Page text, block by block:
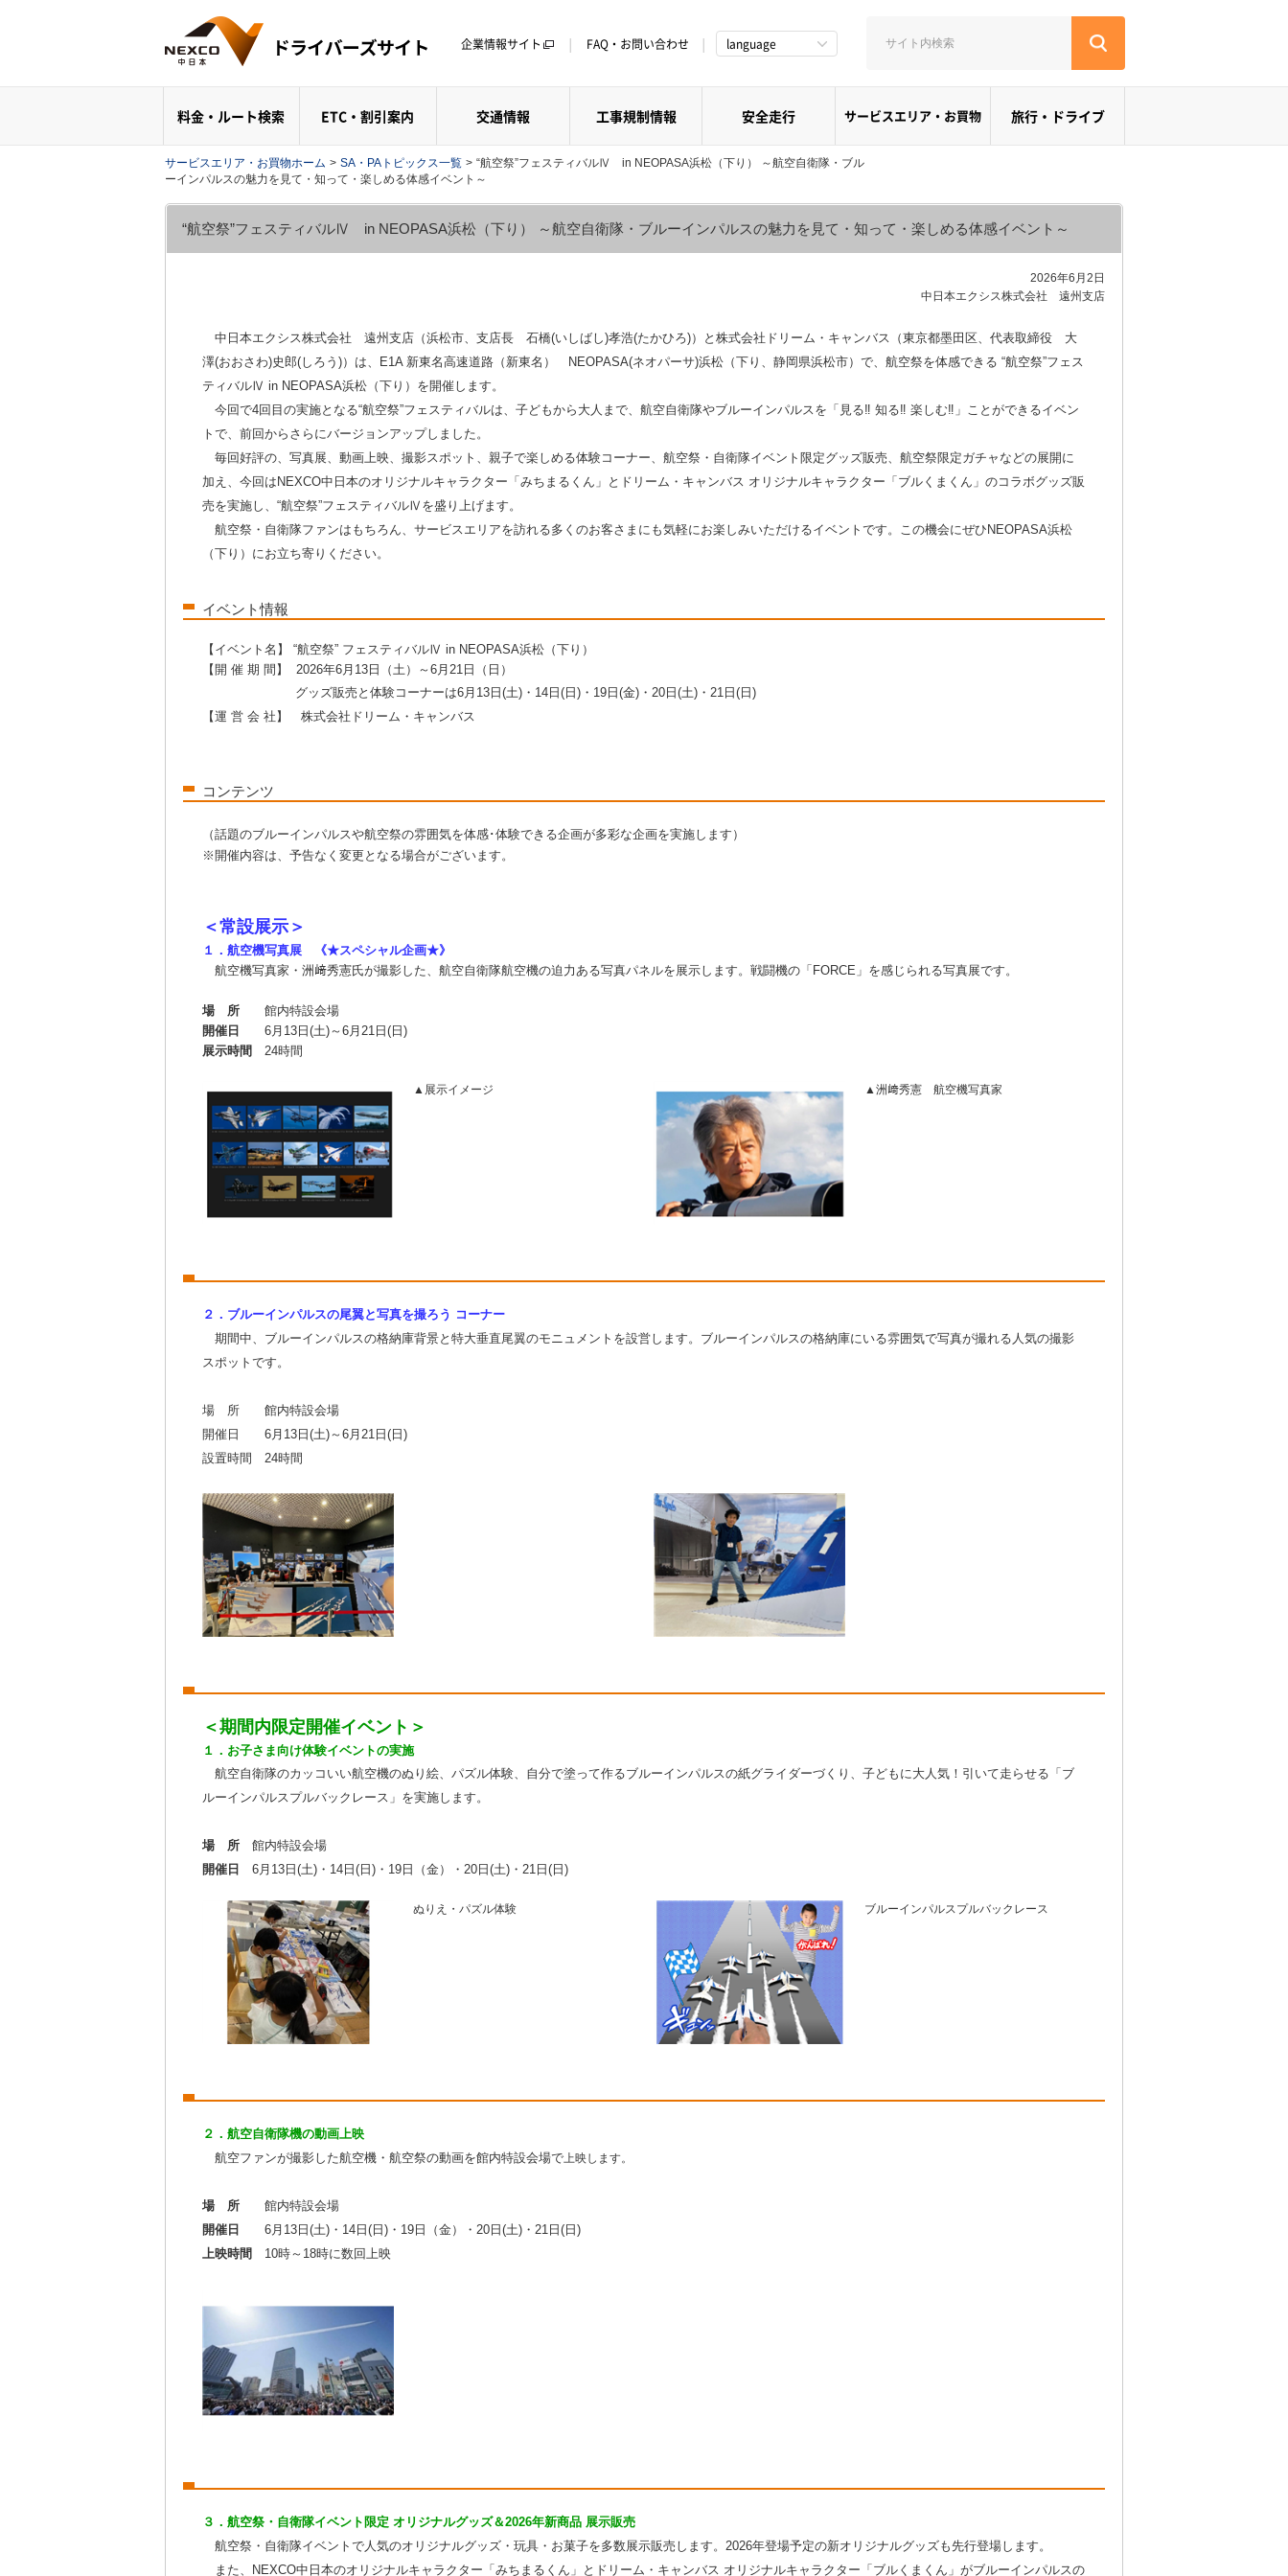
企業情報サイト FAQ・お問い合わせ language
料金・ルート検索 ETC・割引案内 交通情報 工事規制情報 安全走行 サービスエリア・お買物 旅行・ドライブ
サービスエリア・お買物ホーム > SA・PAトピックス一覧 > “航空祭”フェスティバルⅣ in NEOPASA浜松（下り） ～航空自衛隊・ブル
ーインパルスの魅力を見て・知って・楽しめる体感イベント～
“航空祭”フェスティバルⅣ in NEOPASA浜松（下り） ～航空自衛隊・ブルーインパルスの魅力を見て・知って・楽しめる体感イベント～
2026年6月2日
中日本エクシス株式会社 遠州支店
中日本エクシス株式会社 遠州支店（浜松市、支店長 石橋(いしばし)孝浩(たかひろ)）と株式会社ドリーム・キャンバス（東京都墨田区、代表取締役 大
澤(おおさわ)史郎(しろう)）は、E1A 新東名高速道路（新東名） NEOPASA(ネオパーサ)浜松（下り、静岡県浜松市）で、航空祭を体感できる “航空祭”フェス
ティバルⅣ in NEOPASA浜松（下り）を開催します。
今回で4回目の実施となる“航空祭”フェスティバルは、子どもから大人まで、航空自衛隊やブルーインパルスを「見る‼ 知る‼ 楽しむ‼」ことができるイベン
トで、前回からさらにバージョンアップしました。
毎回好評の、写真展、動画上映、撮影スポット、親子で楽しめる体験コーナー、航空祭・自衛隊イベント限定グッズ販売、航空祭限定ガチャなどの展開に
加え、今回はNEXCO中日本のオリジナルキャラクター「みちまるくん」とドリーム・キャンバス オリジナルキャラクター「ブルくまくん」のコラボグッズ販
売を実施し、“航空祭”フェスティバルⅣを盛り上げます。
航空祭・自衛隊ファンはもちろん、サービスエリアを訪れる多くのお客さまにも気軽にお楽しみいただけるイベントです。この機会にぜひNEOPASA浜松
（下り）にお立ち寄りください。
イベント情報
【イベント名】 “航空祭” フェスティバルⅣ in NEOPASA浜松（下り）
【開 催 期 間】 2026年6月13日（土）～6月21日（日）
グッズ販売と体験コーナーは6月13日(土)・14日(日)・19日(金)・20日(土)・21日(日)
【運 営 会 社】 株式会社ドリーム・キャンバス
コンテンツ
（話題のブルーインパルスや航空祭の雰囲気を体感･体験できる企画が多彩な企画を実施します）
※開催内容は、予告なく変更となる場合がございます。
＜常設展示＞
１．航空機写真展 《★スペシャル企画★》
航空機写真家・洲﨑秀憲氏が撮影した、航空自衛隊航空機の迫力ある写真パネルを展示します。 戦闘機の「FORCE」を感じられる写真展です。
場 所 館内特設会場
開催日
6月13日(土)～6月21日(日)
展示時間 24時間
▲展示イメージ ▲洲﨑秀憲 航空機写真家
２．ブルーインパルスの尾翼と写真を撮ろう コーナー
期間中、ブルーインパルスの格納庫背景と特大垂直尾翼のモニュメントを設営します。ブルーインパルスの格納庫にいる雰囲気で写真が撮れる人気の撮影
スポットです。
場 所 館内特設会場
開催日 6月13日(土)～6月21日(日)
設置時間 24時間
＜期間内限定開催イベント＞
１．お子さま向け体験イベントの実施
航空自衛隊のカッコいい航空機のぬり絵、パズル体験、自分で塗って作るブルーインパルスの紙グライダーづくり、子どもに大人気！引いて走らせる「ブ
ルーインパルスプルバックレース」を実施します。
場 所 館内特設会場
開催日 6月13日(土)・14日(日)・19日（金）・20日(土)・21日(日)
ぬりえ・パズル体験 ブルーインパルスプルバックレース
２．航空自衛隊機の動画上映
航空ファンが撮影した航空機・航空祭の動画を館内特設会場で上映します。
場 所 館内特設会場
開催日 6月13日(土)・14日(日)・19日（金）・20日(土)・21日(日)
上映時間
10時～18時に数回上映
３．航空祭・自衛隊イベント限定 オリジナルグッズ＆2026年新商品 展示販売
航空祭・自衛隊イベントで人気のオリジナルグッズ・玩具・お菓子を多数展示販売します。2026年登場予定の新オリジナルグッズも先行登場します。
また、NEXCO中日本のオリジナルキャラクター「みちまるくん」とドリーム・キャンバス オリジナルキャラクター「ブルくまくん」がブルーインパルスの